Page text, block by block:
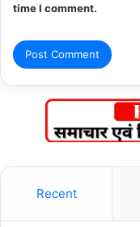
time I comment.
Recent